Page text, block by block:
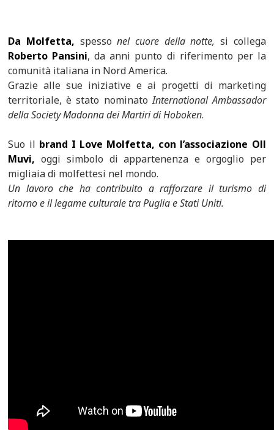
Da Molfetta, spessonel cuore della notte, si collega
Roberto Pansini, da anni punto di riferimento per la
comunità italiana in Nord America.
Grazie alle sue iniziative e ai progetti di marketing
territoriale, è stato nominatoInternational Ambassador
della Society Madonna dei Martiri di Hoboken.
Suo il brand I Love Molfetta, con l’associazione Oll
Muvi, oggi simbolo di appartenenza e orgoglio per
migliaia di molfettesi nel mondo.
Un lavoro che ha contribuito a rafforzare il turismo di
ritorno e il legame culturale tra Puglia e Stati Uniti.